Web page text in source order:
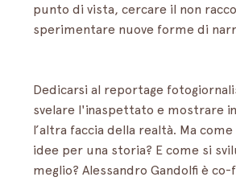
punto di vista, cercare il non
sperimentare nuove forme di
Dedicarsi al reportage
svelare l'inaspettato e mostrare
l’altra faccia della realtà. Ma
idee per una storia? E come si
meglio? Alessandro Gandolfi è